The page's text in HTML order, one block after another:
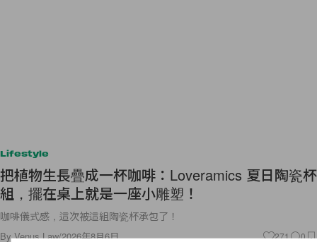
Lifestyle
把植物生長疊成一杯咖啡：Loveramics 夏日陶瓷杯
組，擺在桌上就是一座小雕塑！
咖啡儀式感，這次被這組陶瓷杯承包了！
ByVenus Law/2026年8月6日 271 0